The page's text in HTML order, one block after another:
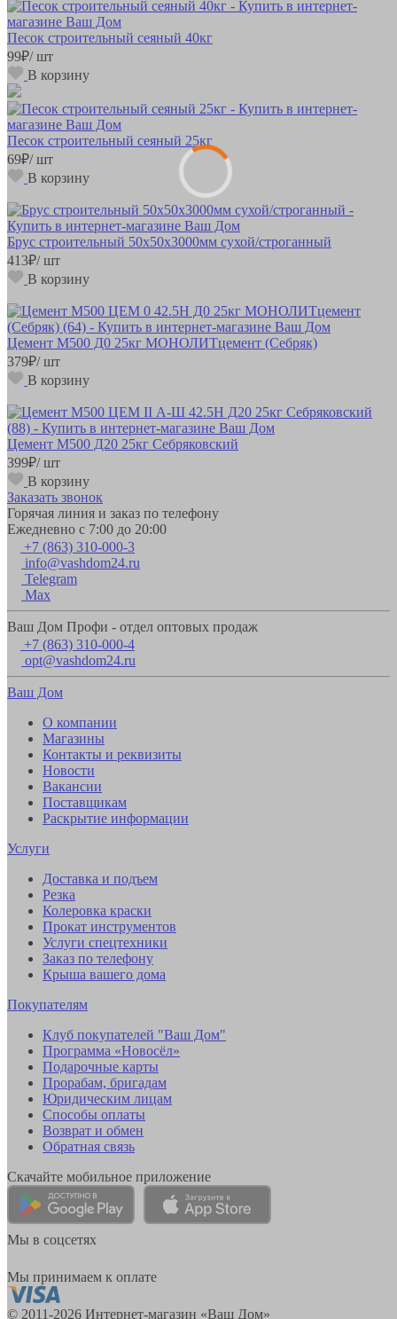
Песок строительный сеяный 40кг
99₽/ шт
В корзину
Песок строительный сеяный 25кг
69₽/ шт
В корзину
Брус строительный 50х50х3000мм сухой/строганный
413₽/ шт
В корзину
Цемент М500 Д0 25кг МОНОЛИТцемент (Себряк)
379₽/ шт
В корзину
Цемент М500 Д20 25кг Себряковский
399₽/ шт
В корзину
Заказать звонок
Горячая линия и заказ по телефону
Ежедневно с 7:00 до 20:00
+7 (863) 310-000-3
info@vashdom24.ru
Telegram
Max
Ваш Дом Профи - отдел оптовых продаж
+7 (863) 310-000-4
opt@vashdom24.ru
Ваш Дом
О компании
Магазины
Контакты и реквизиты
Новости
Вакансии
Поставщикам
Раскрытие информации
Услуги
Доставка и подъем
Резка
Колеровка краски
Прокат инструментов
Услуги спецтехники
Заказ по телефону
Крыша вашего дома
Покупателям
Клуб покупателей "Ваш Дом"
Программа «Новосёл»
Подарочные карты
Прорабам, бригадам
Юридическим лицам
Способы оплаты
Возврат и обмен
Обратная связь
Скачайте мобильное приложение
Мы в соцсетях
Мы принимаем к оплате
© 2011-2026 Интернет-магазин «Ваш Дом»